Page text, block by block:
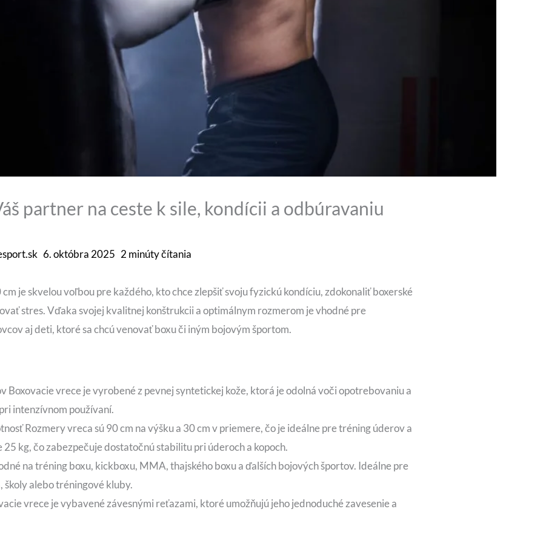
partner na ceste k sile, kondícii a odbúravaniu
6. októbra 2025 2 minúty čítania
je skvelou voľbou pre každého, kto chce zlepšiť svoju fyzickú kondíciu, zdokonaliť boxerské
stres. Vďaka svojej kvalitnej konštrukcii a optimálnym rozmerom je vhodné pre
aj deti, ktoré sa chcú venovať boxu či iným bojovým športom.
vrece je vyrobené z pevnej syntetickej kože, ktorá je odolná voči opotrebovaniu a
intenzívnom používaní.
Rozmery vreca sú 90 cm na výšku a 30 cm v priemere, čo je ideálne pre tréning úderov a
25 kg, čo zabezpečuje dostatočnú stabilitu pri úderoch a kopoch.
na tréning boxu, kickboxu, MMA, thajského boxu a ďalších bojových športov. Ideálne pre
školy alebo tréningové kluby.
vrece je vybavené závesnými reťazami, ktoré umožňujú jeho jednoduché zavesenie a